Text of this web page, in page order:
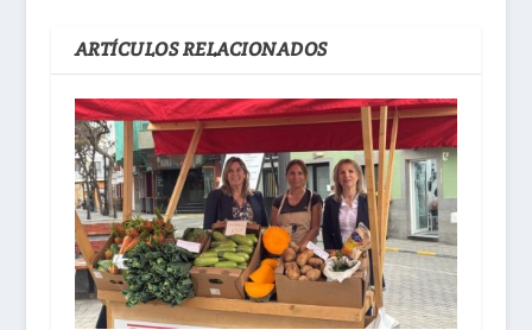
ARTÍCULOS RELACIONADOS